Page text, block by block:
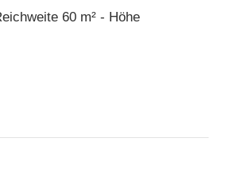
60 m² - Höhe